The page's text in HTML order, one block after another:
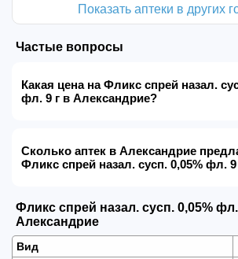
Показать аптеки в других
Частые вопросы
Какая цена на Фликс спрей назал.
фл. 9 г в Александрие?
Сколько аптек в Александрие
Фликс спрей назал. сусп. 0,05% фл. 9
Фликс спрей назал. сусп. 0,05%
Александрие
Вид